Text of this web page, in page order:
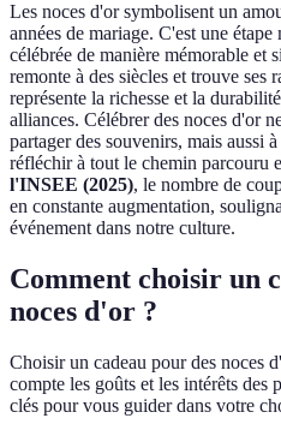
Les noces d'or symbolisent un
années de mariage. C'est une
célébrée de manière mémorable et
remonte à des siècles et trouve ses
représente la richesse et la
alliances. Célébrer des noces d'or
partager des souvenirs, mais aussi
réfléchir à tout le chemin parcouru
l'INSEE (2025), le nombre de
en constante augmentation,
événement dans notre culture.
Comment choisir un
noces d'or ?
Choisir un cadeau pour des noces
compte les goûts et les intérêts des
clés pour vous guider dans votre